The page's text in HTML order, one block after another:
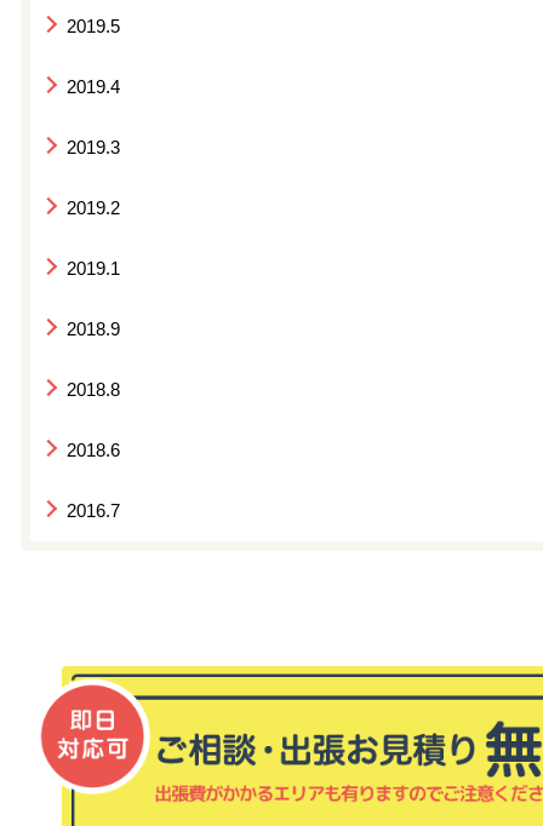
2019.5
2019.4
2019.3
2019.2
2019.1
2018.9
2018.8
2018.6
2016.7